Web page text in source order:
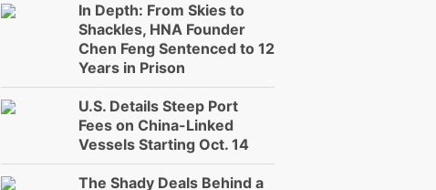
In Depth: From Skies to
Shackles, HNA Founder
Chen Feng Sentenced to 12
Years in Prison
U.S. Details Steep Port
Fees on China-Linked
Vessels Starting Oct. 14
The Shady Deals Behind a